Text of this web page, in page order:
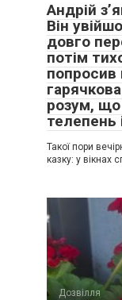
Андрій
Він
довго
потім
попросив
розум, що
телепень
Такої пори
казку: у вікнах
Дозвілля